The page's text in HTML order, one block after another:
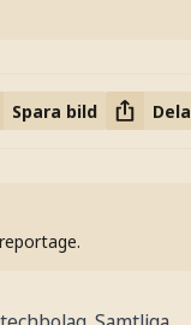
Spara bild Dela